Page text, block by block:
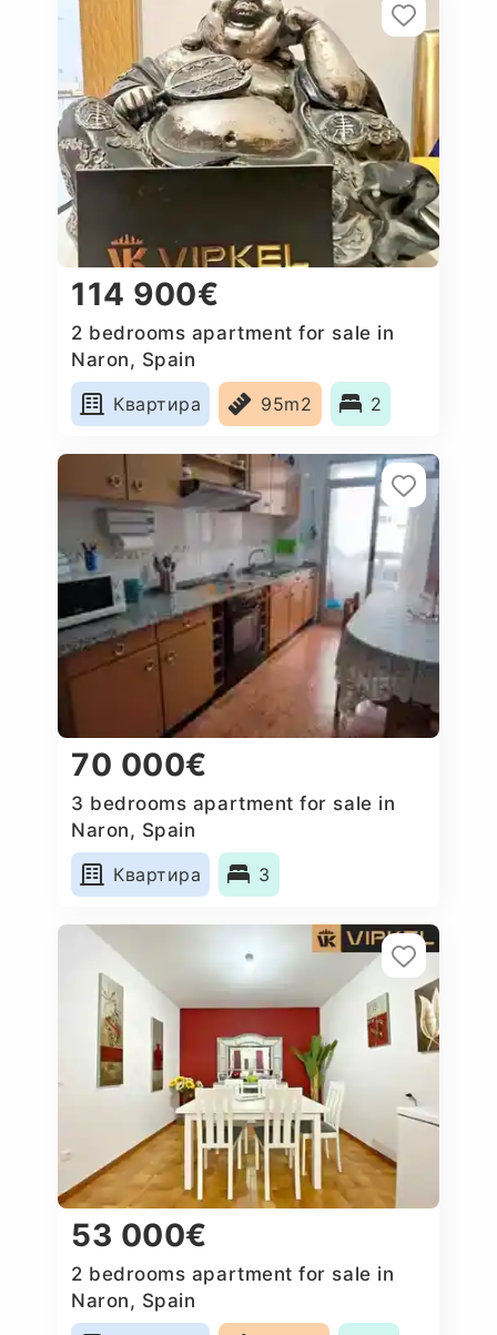
114 900€
2 bedrooms apartment for sale in
Naron, Spain
Квартира
95m2 2
70 000€
3 bedrooms apartment for sale in
Naron, Spain
Квартира
3
53 000€
2 bedrooms apartment for sale in
Naron, Spain